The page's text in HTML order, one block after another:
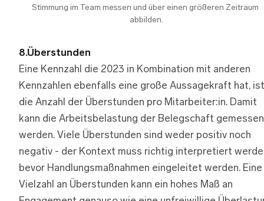
Stimmung im Team messen und über einen größeren Zeitraum
abbilden.
8.Überstunden
Eine Kennzahl die 2023 in Kombination mit anderen
Kennzahlen ebenfalls eine große Aussagekraft hat, ist
die Anzahl der Überstunden pro Mitarbeiter:in. Damit
kann die Arbeitsbelastung der Belegschaft gemessen
werden. Viele Überstunden sind weder positiv noch
negativ - der Kontext muss richtig interpretiert
bevor Handlungsmaßnahmen eingeleitet werden. Eine
Vielzahl an Überstunden kann ein hohes Maß an